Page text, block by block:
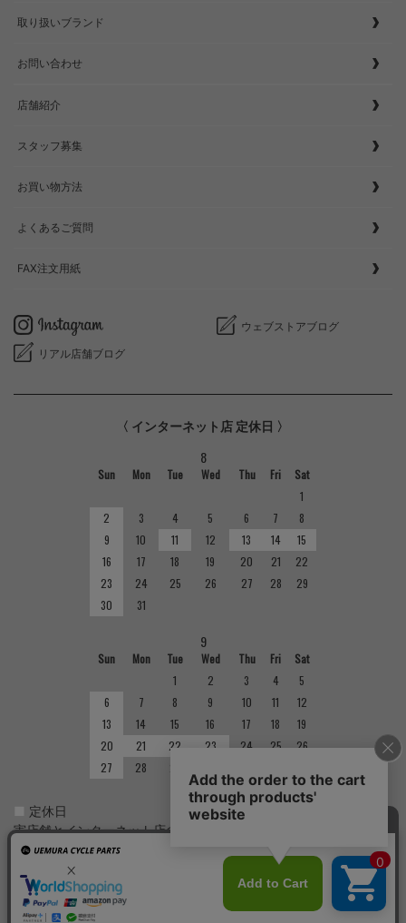
取り扱いブランド
お問い合わせ
店舗紹介
スタッフ募集
お買い物方法
よくあるご質問
FAX注文用紙
ウェブストアブログ
リアル店舗ブログ
〈 インターネット店 定休日 〉
8
Sun Mon Tue Wed Thu Fri
Sat
1
2
3 4 5 6 7
8
9
10 11 12 13 14
15
16
17 18 19 20 21
22
23
24 25 26 27 28
29
30
31
9
Sun Mon Tue Wed Thu Fri
Sat
1
2 3 4
5
6
7 8 9 10 11
12
13
14 15 16 17 18
19
20
21 22 23 24 25
26
27
28
定休日
実店舗とインターネット店の定休日は異なりますのでご注意くだ
さい。実店舗の定休日については店舗紹介をご確認ください。
Copyright(C)サイクルショップで完成車やパーツをお求めならUemura Cycle Parts.All Rights